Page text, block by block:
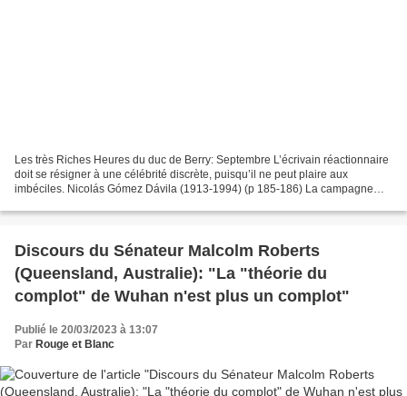
Les très Riches Heures du duc de Berry: Septembre L’écrivain réactionnaire
doit se résigner à une célébrité discrète, puisqu’il ne peut plaire aux
imbéciles. Nicolás Gómez Dávila (1913-1994) (p 185-186) La campagne
Discours du Sénateur Malcolm Roberts
(Queensland, Australie): "La "théorie du
complot" de Wuhan n'est plus un complot"
Publié le 20/03/2023 à 13:07
Par Rouge et Blanc